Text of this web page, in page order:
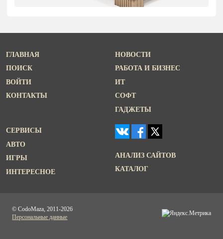
ГЛАВНАЯ
ПОИСК
ВОЙТИ
КОНТАКТЫ
НОВОСТИ
РАБОТА И БИЗНЕС
ИТ
СОФТ
ГАДЖЕТЫ
СЕРВИСЫ
АВТО
ИГРЫ
ИНТЕРЕСНОЕ
АНАЛИЗ САЙТОВ
КАТАЛОГ
© CodoMaza, 2011-2026
Персональные данные